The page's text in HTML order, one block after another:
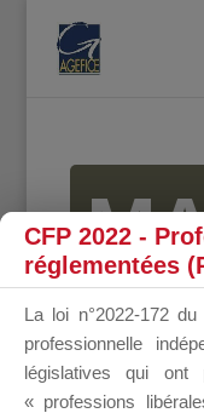
CFP 2022 -
réglementées
La loi n°2022-172
professionnelle
législatives qui ont
« professions